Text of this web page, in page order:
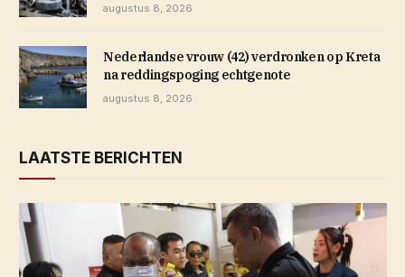
augustus 8, 2026
Nederlandse vrouw (42) verdronken op Kreta
na reddingspoging echtgenote
augustus 8, 2026
LAATSTE BERICHTEN